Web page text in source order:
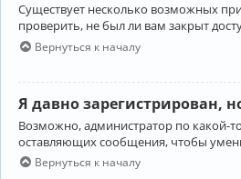
Существует несколько возможных
проверить, не был ли вам закрыт
Вернуться к началу
Я давно зарегистрирован,
Возможно, администратор по какой-
оставляющих сообщения, чтобы
Вернуться к началу